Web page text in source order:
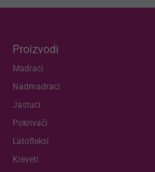
Proizvodi
Madraci
Nadmadraci
Jastuci
Pokrivači
Latofleksi
Kreveti